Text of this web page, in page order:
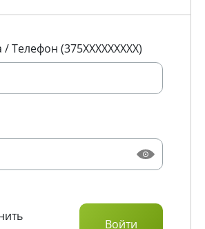
Телефон (375XXXXXXXXX)